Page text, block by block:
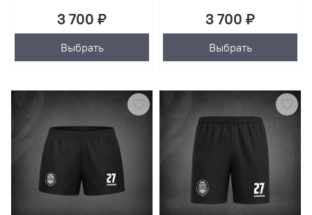
3 700 ₽
Выбрать
3 700 ₽
Выбрать